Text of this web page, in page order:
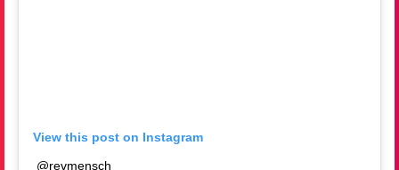
View this post on Instagram
@revmensch